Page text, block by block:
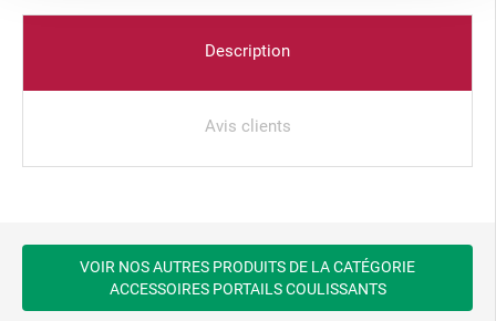
Description
Avis clients
VOIR NOS AUTRES PRODUITS DE LA CATÉGORIE
ACCESSOIRES PORTAILS COULISSANTS